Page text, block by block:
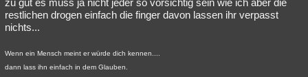
zu gut es muss ja nicht jeder so vorsichtig sein wie ich aber die
restlichen drogen einfach die finger davon lassen ihr verpasst
nichts...
Wenn ein Mensch meint er würde dich kennen....
dann lass ihn einfach in dem Glauben.